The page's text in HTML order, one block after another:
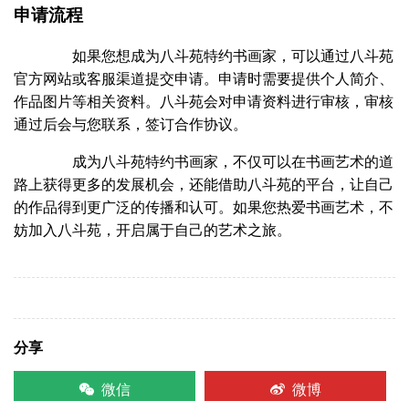
申请流程
如果您想成为八斗苑特约书画家，可以通过八斗苑
官方网站或客服渠道提交申请。申请时需要提供个人简介、
作品图片等相关资料。八斗苑会对申请资料进行审核，审核
通过后会与您联系，签订合作协议。
成为八斗苑特约书画家，不仅可以在书画艺术的道
路上获得更多的发展机会，还能借助八斗苑的平台，让自己
的作品得到更广泛的传播和认可。如果您热爱书画艺术，不
妨加入八斗苑，开启属于自己的艺术之旅。
分享
微信
微博